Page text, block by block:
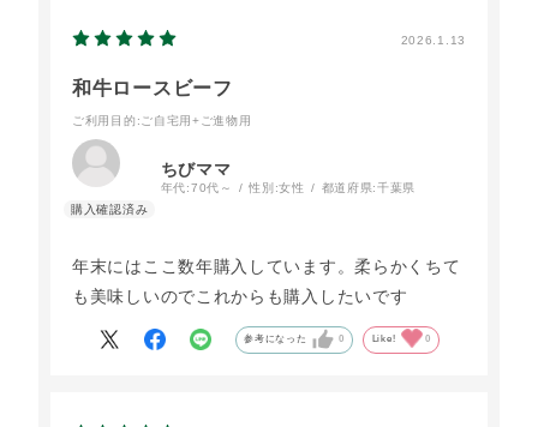
2026.1.13
和牛ロースビーフ
ご利用目的 :ご自宅用+ご進物用
ちびママ
年代:70代～ 性別:女性 都道府県:千葉県
年末にはここ数年購入しています。柔らかくちて
も美味しいのでこれからも購入したいです
参考になった 0 Like! 0